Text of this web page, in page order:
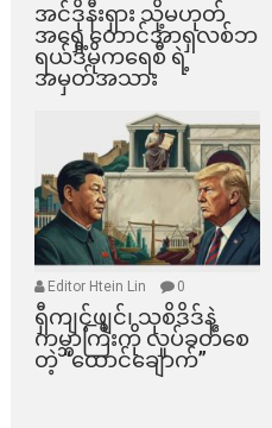
အင်ဒိုနီးရှား သို့မဟုတ်
အရှေ့တောင်အာရှလစ်ဘ
ရယ်ဒီမိုကရေစီ ရဲ့
အမှတ်အသား
Editor Htein Lin 0
ရှီကျင့်ဖျင်၊ သုစိဒိဒ်နဲ့
ကမ္ဘာကြီးကို လှုပ်ခတ်စေ
တဲ့ “ထောင်ချောက်”